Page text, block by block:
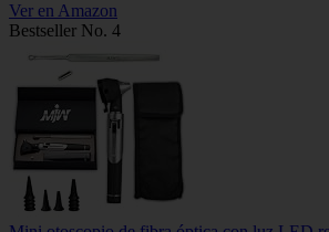
Ver en Amazon
Bestseller No. 4